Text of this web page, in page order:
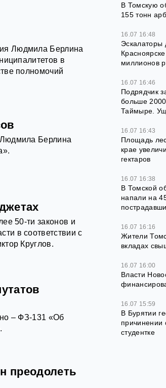
Людмила Берлина
в
полномочий
Берлина
50-ти законов и
в соответствии с
Круглов.
– ФЗ-131 «Об
преодолеть
В Томскую
155 тонн
16.07 16:48
Эскалаторы
миллионов
16.07 16:46
Подрядчик
больше
Таймыре.
16.07 16:43
Площадь
крае
гектаров
16.07 16:38
В Томской
напали на
16.07 16:16
Жители
вкладах
16.07 16:00
Власти
16.07 15:59
В Бурятии
причинении
студентке